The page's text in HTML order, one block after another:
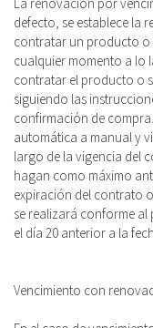
defecto, se establece la
contratar un producto o
cualquier momento a lo
contratar el producto o
siguiendo las
confirmación de
automática a manual y
largo de la vigencia del
hagan como máximo
expiración del contrato
se realizará conforme al
el día 20 anterior a la
Vencimiento con